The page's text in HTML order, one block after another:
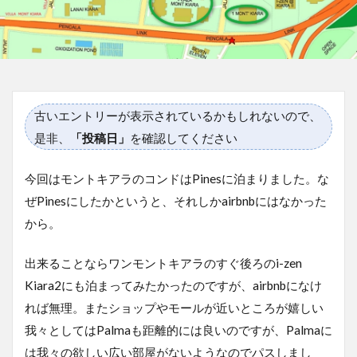
古いエントリーが表示されているかもしれないので、
是非、
「投稿日」 を確認してください
今回はモントキアラのコンドはPinesに泊まりました。な
ぜPinesにしたかというと、それしかairbnbにはなかった
から。
出来ることならワンモントキアラのすぐ後ろのi-zen
Kiara2にも泊まってみたかったのですが、airbnbになけ
れば無理。またショップやモールが近いところが嬉しい
我々としてはPalmaも距離的には良いのですが、Palmaに
は我々の欲しい広い部屋がないようなのでパスしまし